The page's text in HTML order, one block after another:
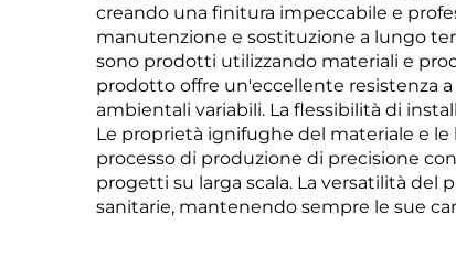
Block Moderna e
Minimalista
creando una finitura impeccabile e
manutenzione e sostituzione a lungo
sono prodotti utilizzando materiali e
prodotto offre un'eccellente resistenza
ambientali variabili. La flessibilità di
Le proprietà ignifughe del materiale e le
processo di produzione di precisione
progetti su larga scala. La versatilità
sanitarie, mantenendo sempre le sue